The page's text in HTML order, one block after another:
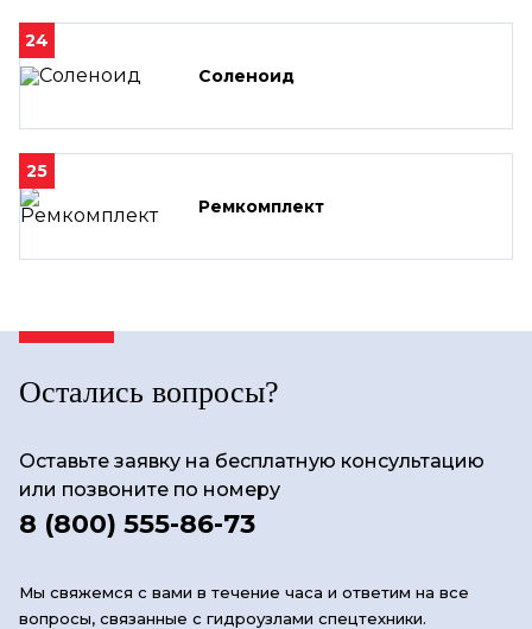
24
Соленоид
25
Ремкомплект
Остались вопросы?
Оставьте заявку на бесплатную консультацию
или позвоните по номеру
8 (800) 555-86-73
Мы свяжемся с вами в течение часа и ответим на все
вопросы, связанные с гидроузлами спецтехники.